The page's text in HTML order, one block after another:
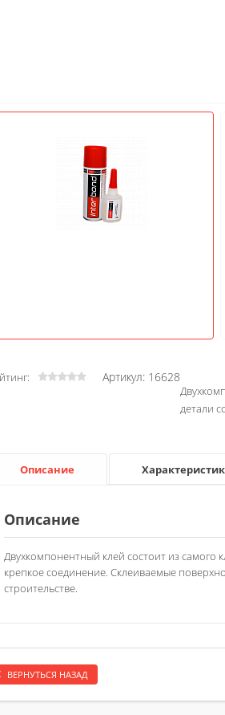
Артикул: 16628
детали
Описание
Описание
Двухкомпонентный клей состоит из самого
крепкое соединение. Склеиваемые
строительстве.
ВЕРНУТЬСЯ НАЗАД